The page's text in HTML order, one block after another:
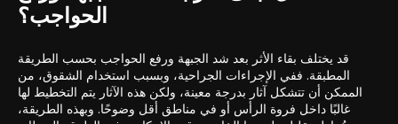
الحواجب؟
قد يختلف بقاء الأثر بعد شد الجبهة ورفع الحواجب بحسب الطريقة
المطبقة. ففي الإجراءات الجراحية، وبسبب استخدام الشقوق، من
الممكن أن تتشكل آثار بدرجة معينة، ولكن هذه الآثار يتم التخطيط لها
غالبًا داخل فروة الرأس أو في مناطق أقل وضوحًا. وبهذه الطريقة،